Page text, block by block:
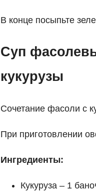
В конце посыпьте
Суп
кукурузы
Сочетание фасоли с
При приготовлении
Ингредиенты:
Кукуруза – 1